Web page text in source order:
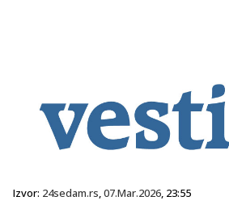
Izvor: 24sedam.rs,07.Mar.2026, 23:55